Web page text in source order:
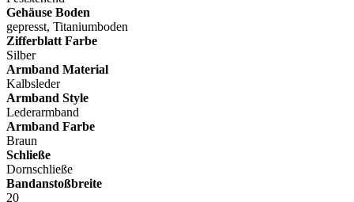
Gehäuse Boden
gepresst, Titaniumboden
Zifferblatt Farbe
Silber
Armband Material
Kalbsleder
Armband Style
Lederarmband
Armband Farbe
Braun
Schließe
Dornschließe
Bandanstoßbreite
20